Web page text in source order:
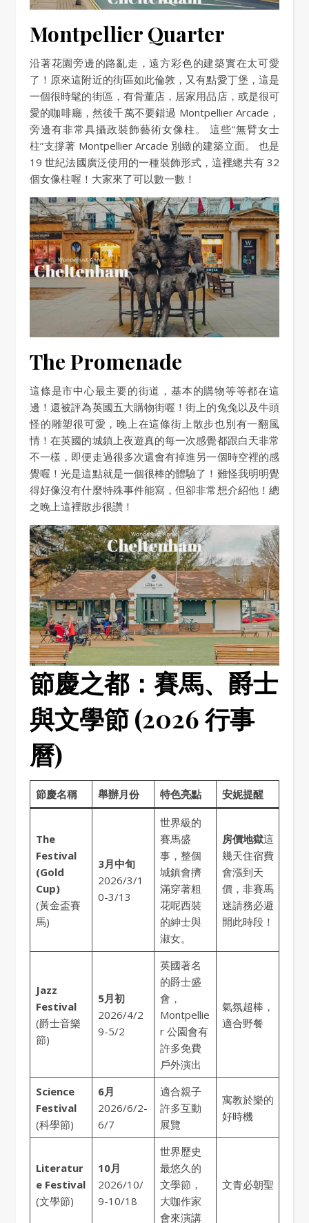
Montpellier Quarter
沿著花園旁邊的路亂走，遠方彩色的建築實在太可愛
了！原來這附近的街區如此倫敦，又有點愛丁堡，這是
一個很時髦的街區，有骨董店，居家用品店，或是很可
愛的咖啡廳，然後千萬不要錯過 Montpellier Arcade，
旁邊有非常具攝政裝飾藝術女像柱。 這些“無臂女士
柱”支撐著 Montpellier Arcade 別緻的建築立面。 也是
19 世紀法國廣泛使用的一種裝飾形式，這裡總共有 32
個女像柱喔！大家來了可以數一數！
The Promenade
這條是市中心最主要的街道，基本的購物等等都在這
邊！還被評為英國五大購物街喔！街上的兔兔以及牛頭
怪的雕塑很可愛，晚上在這條街上散步也別有一翻風
情！在英國的城鎮上夜遊真的每一次感覺都跟白天非常
不一樣，即便走過很多次還會有掉進另一個時空裡的感
覺喔！光是這點就是一個很棒的體驗了！難怪我明明覺
得好像沒有什麼特殊事件能寫，但卻非常想介紹他！總
之晚上這裡散步很讚！
節慶之都：賽馬、爵士
與文學節 (2026 行事
曆)
節慶名稱 舉辦月份 特色亮點 安妮提醒
The
Festival
(Gold
Cup)
(黃金盃賽
馬)
3月中旬
2026/3/1
0-3/13
世界級的
賽馬盛
事，整個
城鎮會擠
滿穿著粗
花呢西裝
的紳士與
淑女。
房價地獄這
幾天住宿費
會漲到天
價，非賽馬
迷請務必避
開此時段！
Jazz
Festival
(爵士音樂
節)
5月初
2026/4/2
9-5/2
英國著名
的爵士盛
會，
Montpellie
r 公園會有
許多免費
戶外演出
氣氛超棒，
適合野餐
Science
Festival
(科學節)
6月
2026/6/2-
6/7
適合親子
許多互動
展覽
寓教於樂的
好時機
Literatur
e Festival
(文學節)
10月
2026/10/
9-10/18
世界歷史
最悠久的
文學節，
大咖作家
會來演講
文青必朝聖